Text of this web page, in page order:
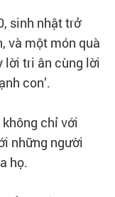
sinh nhật trở
và một món quà
lời tri ân cùng lời
con’.
chỉ với
những người
họ.